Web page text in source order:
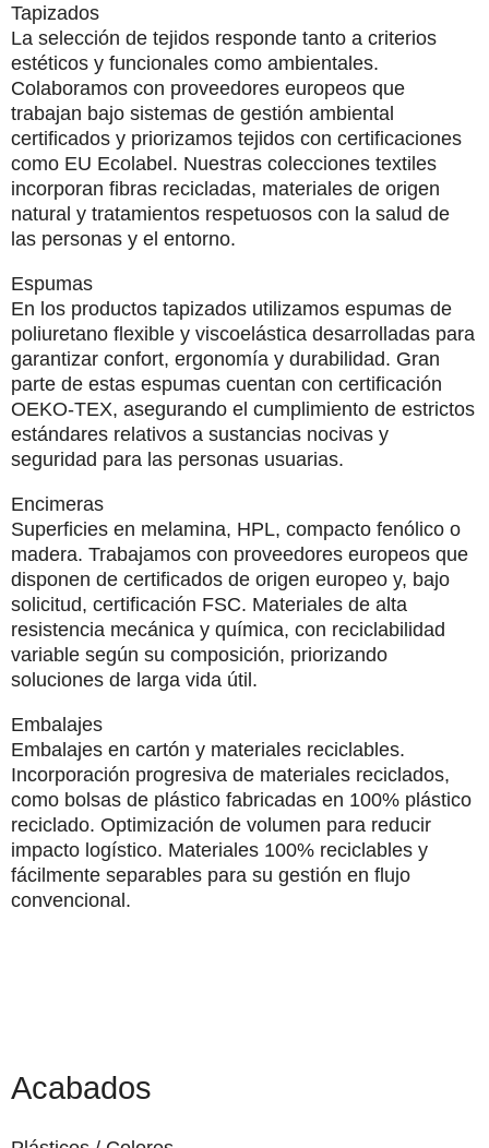
Tapizados
La selección de tejidos responde tanto a criterios
estéticos y funcionales como ambientales.
Colaboramos con proveedores europeos que
trabajan bajo sistemas de gestión ambiental
certificados y priorizamos tejidos con certificaciones
como EU Ecolabel. Nuestras colecciones textiles
incorporan fibras recicladas, materiales de origen
natural y tratamientos respetuosos con la salud de
las personas y el entorno.
Espumas
En los productos tapizados utilizamos espumas de
poliuretano flexible y viscoelástica desarrolladas para
garantizar confort, ergonomía y durabilidad. Gran
parte de estas espumas cuentan con certificación
OEKO-TEX, asegurando el cumplimiento de estrictos
estándares relativos a sustancias nocivas y
seguridad para las personas usuarias.
Encimeras
Superficies en melamina, HPL, compacto fenólico o
madera. Trabajamos con proveedores europeos que
disponen de certificados de origen europeo y, bajo
solicitud, certificación FSC. Materiales de alta
resistencia mecánica y química, con reciclabilidad
variable según su composición, priorizando
soluciones de larga vida útil.
Embalajes
Embalajes en cartón y materiales reciclables.
Incorporación progresiva de materiales reciclados,
como bolsas de plástico fabricadas en 100% plástico
reciclado. Optimización de volumen para reducir
impacto logístico. Materiales 100% reciclables y
fácilmente separables para su gestión en flujo
convencional.
Acabados